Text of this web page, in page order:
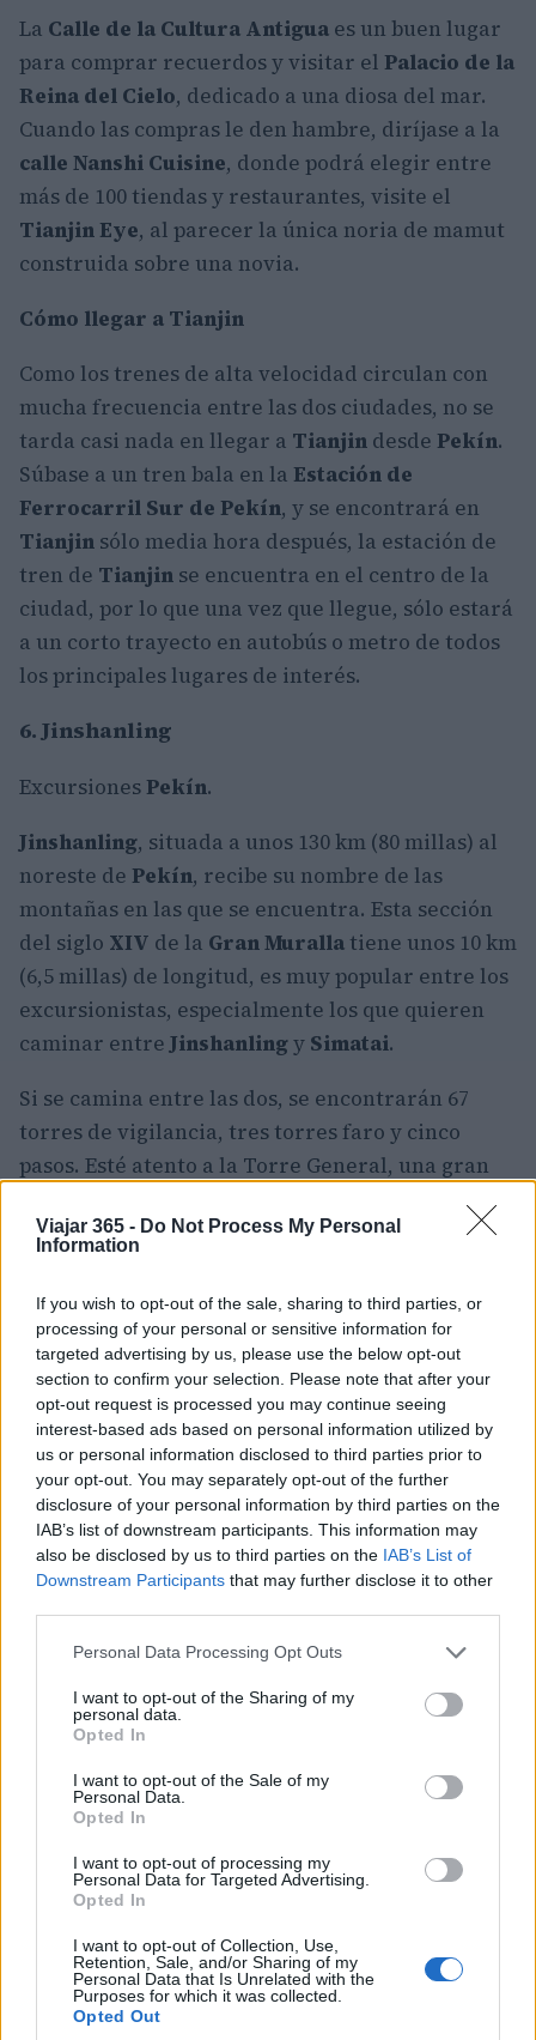
Viajar 365 - Do Not Process My Personal
Information
If you wish to opt-out of the sale, sharing to third parties, or
processing of your personal or sensitive information for
targeted advertising by us, please use the below opt-out
section to confirm your selection. Please note that after your
opt-out request is processed you may continue seeing
interest-based ads based on personal information utilized by
us or personal information disclosed to third parties prior to
your opt-out. You may separately opt-out of the further
disclosure of your personal information by third parties on the
IAB’s list of downstream participants. This information may
also be disclosed by us to third parties on the IAB’s List of
Downstream Participants that may further disclose it to other
Please note that this website/app uses one or more Google
not limited to your visit or usage behaviour. You may click to
grant or deny consent to Google and its third-party tags to
use your data for below specified purposes in below Google
consent section.
Personal Data Processing Opt Outs
I want to opt-out of the Sharing of my
personal data.
Opted In
I want to opt-out of the Sale of my
Personal Data.
Opted In
I want to opt-out of processing my
Personal Data for Targeted Advertising.
Opted In
I want to opt-out of Collection, Use,
Retention, Sale, and/or Sharing of my
Personal Data that Is Unrelated with the
Purposes for which it was collected.
Opted Out
La Calle de la Cultura Antigua es un buen lugar
para comprar recuerdos y visitar el Palacio de la
Reina del Cielo, dedicado a una diosa del mar.
Cuando las compras le den hambre, diríjase a la
calle Nanshi Cuisine, donde podrá elegir entre
más de 100 tiendas y restaurantes, visite el
Tianjin Eye, al parecer la única noria de mamut
construida sobre una novia.
Cómo llegar a Tianjin
Como los trenes de alta velocidad circulan con
mucha frecuencia entre las dos ciudades, no se
tarda casi nada en llegar a Tianjin desde Pekín.
Súbase a un tren bala en la Estación de
Ferrocarril Sur de Pekín, y se encontrará en
Tianjin sólo media hora después, la estación de
tren de Tianjin se encuentra en el centro de la
ciudad, por lo que una vez que llegue, sólo estará
a un corto trayecto en autobús o metro de todos
los principales lugares de interés.
6. Jinshanling
Excursiones Pekín.
Jinshanling, situada a unos 130 km (80 millas) al
noreste de Pekín, recibe su nombre de las
montañas en las que se encuentra. Esta sección
del siglo XIV de la Gran Muralla tiene unos 10 km
(6,5 millas) de longitud, es muy popular entre los
excursionistas, especialmente los que quieren
caminar entreJinshanlingy Simatai.
Si se camina entre las dos, se encontrarán 67
torres de vigilancia, tres torres faro y cinco
pasos. Esté atento a la Torre General, una gran
superior e instalaciones de almacenamiento en
Cómo llegar a Jinshanling
En transporte público,Jinshanlingestá a unas
dos horas de distancia, para llegar, primero hay
que tomar un autobús o subirse al metro y
dirigirse a la estación de metro deWangjing
West antes de subirse a un autobús en dirección
Luanping. El viaje en autobús debería durar
una hora y media, y se bajará en la zona escénica
deJinshanling.
Una forma encantadora de visitar
Jinshanling
hacer una excursión guiada por la
Gran Muralla
El paisaje que se muestra es absolutamente
impresionante, mientras camina por la muralla,
su guía le contará toda su impresionante
historia, señalando los lugares de interés a
medida que avanza. Se trata de uno de los
tramos más famosos de la
recorrer a pie y, después de todo el trabajo, se le
recompensa con un satisfactorio y delicioso
almuerzo en un restaurante local antes de